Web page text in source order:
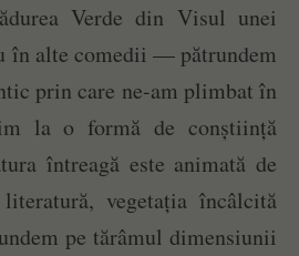
Verde din Visul unei
în alte comedii — pătrundem
prin care ne-am plimbat în
la o formă de conștiință
întreagă este animată de
vegetația încâlcită
pe tărâmul dimensiunii